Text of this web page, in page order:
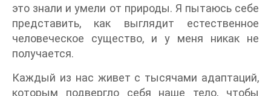
это знали и умели от природы. Я пытаюсь себе
представить, как выглядит естественное
человеческое существо, и у меня никак не
получается.
Каждый из нас живет с тысячами адаптаций,
которым подвергло себя наше тело, чтобы